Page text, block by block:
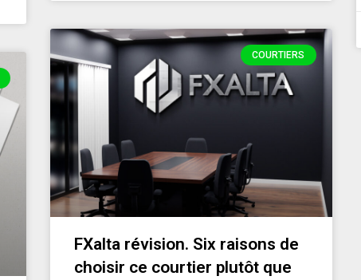
COURTIERS
FXalta révision. Six raisons de
choisir ce courtier plutôt que